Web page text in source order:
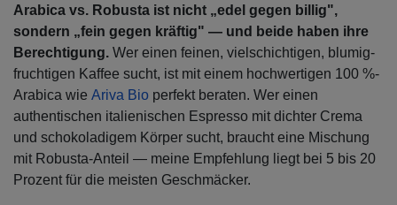
Arabica vs. Robusta ist nicht „edel gegen billig",
sondern „fein gegen kräftig" — und beide haben ihre
Berechtigung. Wer einen feinen, vielschichtigen, blumig-
fruchtigen Kaffee sucht, ist mit einem hochwertigen 100 %-
Arabica wie Ariva Bio perfekt beraten. Wer einen
authentischen italienischen Espresso mit dichter Crema
und schokoladigem Körper sucht, braucht eine Mischung
mit Robusta-Anteil — meine Empfehlung liegt bei 5 bis 20
Prozent für die meisten Geschmäcker.